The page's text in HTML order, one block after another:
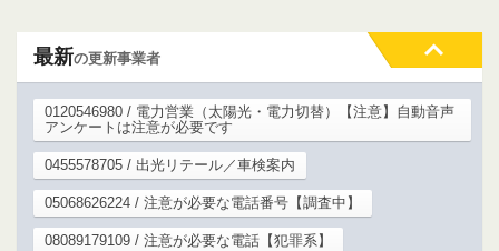
最新の更新事業者
0120546980 / 電力営業（太陽光・電力切替）【注意】自動音声
アンケートは注意が必要です
0455578705 / 出光リテール／車検案内
05068626224 / 注意が必要な電話番号【調査中】
08089179109 / 注意が必要な電話【犯罪系】